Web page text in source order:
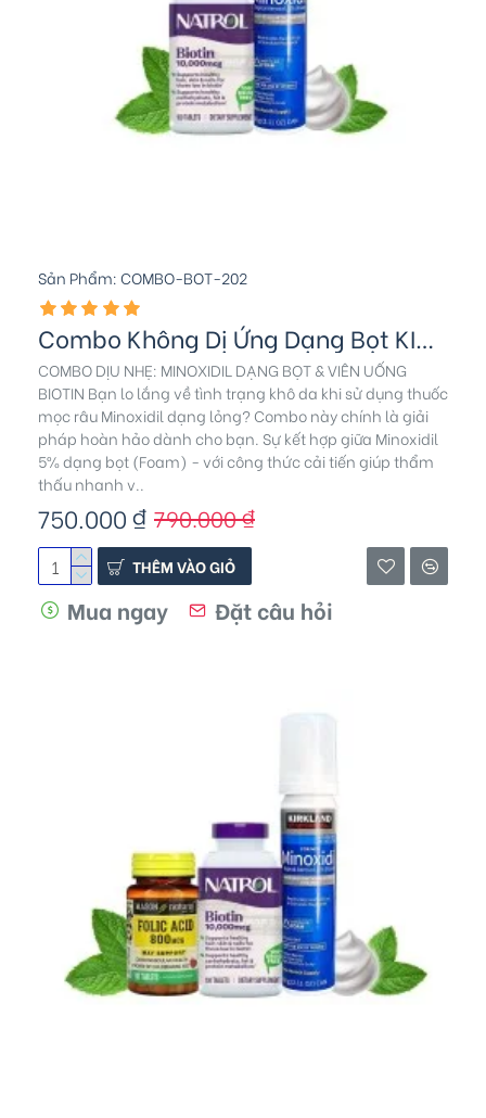
Sản Phẩm:COMBO-BOT-202
Combo Không Dị Ứng Dạng Bọt KIRKLAND - Biotin
COMBO DỊU NHẸ: MINOXIDIL DẠNG BỌT & VIÊN UỐNG
BIOTIN Bạn lo lắng về tình trạng khô da khi sử dụng thuốc
mọc râu Minoxidil dạng lỏng? Combo này chính là giải
pháp hoàn hảo dành cho bạn. Sự kết hợp giữa Minoxidil
5% dạng bọt (Foam) - với công thức cải tiến giúp thẩm
thấu nhanh v..
750.000 ₫ 790.000 ₫
THÊM VÀO GIỎ
Mua ngay Đặt câu hỏi